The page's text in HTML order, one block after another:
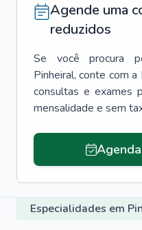
Agende uma
reduzidos
Se você procura
Pinheiral, conte com a
consultas e exames
mensalidade e sem
Especialidades em